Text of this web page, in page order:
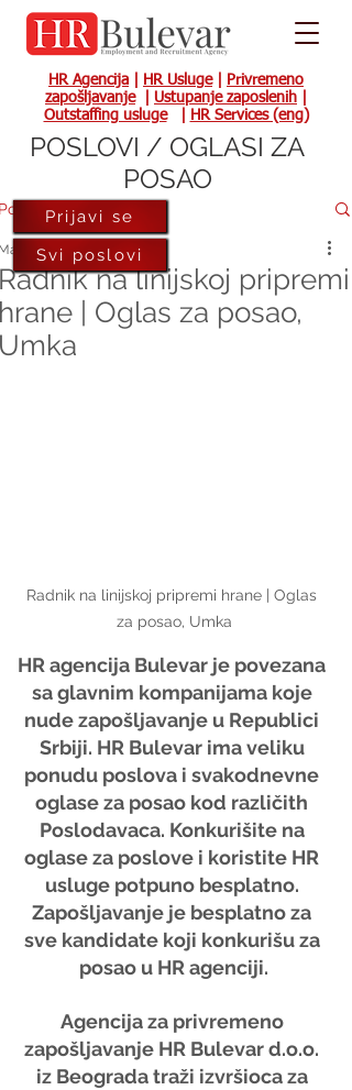
HR Agencija HR Usluge|
Privremeno
zapošljavanje| Ustupanje zaposlenih
Outstaffing usluge| HR Services (eng)
na linijskoj pripremi
| Oglas za posao,
21, 2024
Radnik na linijskoj pripremi hrane | Oglas
za posao, Umka
HR agencija Bulevar je povezana
sa glavnim kompanijama koje
nude zapošljavanje u Republici
Srbiji. HR Bulevar ima veliku
ponudu poslova i svakodnevne
oglase za posao kod različith
Poslodavaca. Konkurišite na
oglase za poslove i koristite HR
usluge potpuno besplatno.
Zapošljavanje je besplatno za
sve kandidate koji konkurišu za
posao u HR agenciji.
Agencija za privremeno
zapošljavanje HR Bulevar d.o.o.
iz Beograda traži izvršioca za
Prijavi se
Svi poslovi
POSLOVI / OGLASI ZA
POSAO